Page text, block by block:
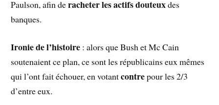
Paulson, afin deracheter les actifs douteuxdes
banques.
Ironie de l’histoire : alors que Bush et Mc Cain
soutenaient ce plan, ce sont les républicains eux mêmes
qui l’ont fait échouer, en votantcontrepour les 2/3
d’entre eux.